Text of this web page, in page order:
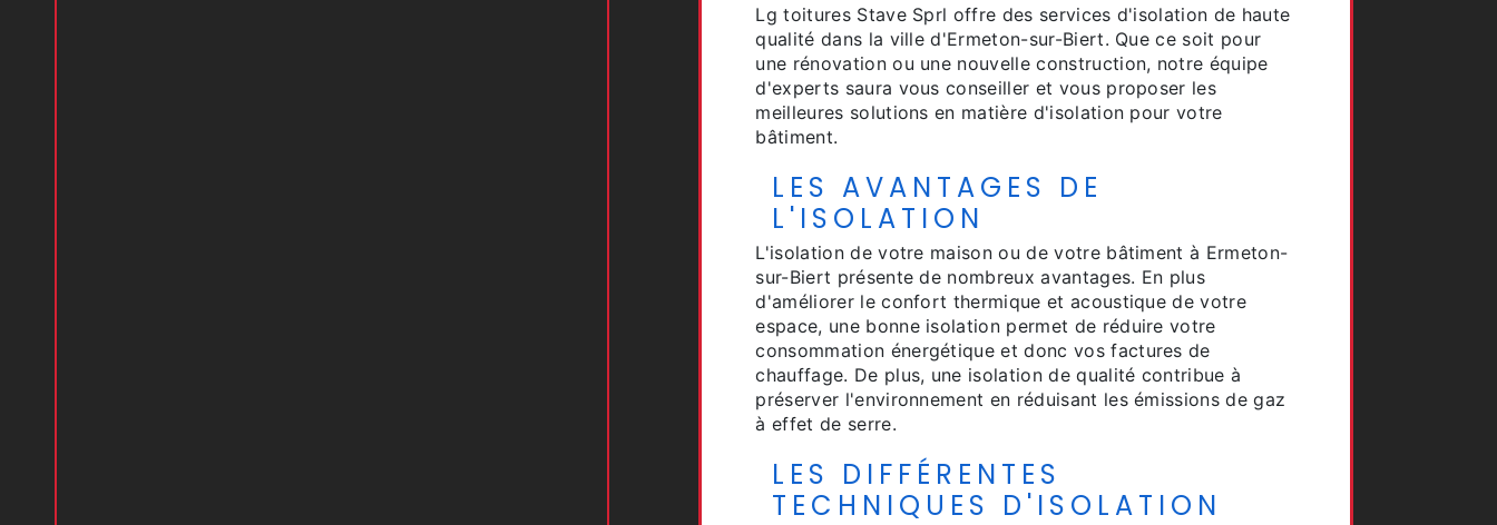
Lg toitures Stave Sprl offre des services d'isolation de haute
qualité dans la ville d'Ermeton-sur-Biert. Que ce soit pour
une rénovation ou une nouvelle construction, notre équipe
d'experts saura vous conseiller et vous proposer les
meilleures solutions en matière d'isolation pour votre
bâtiment.
LES AVANTAGES DE
L'ISOLATION
L'isolation de votre maison ou de votre bâtiment à Ermeton-
sur-Biert présente de nombreux avantages. En plus
d'améliorer le confort thermique et acoustique de votre
espace, une bonne isolation permet de réduire votre
consommation énergétique et donc vos factures de
chauffage. De plus, une isolation de qualité contribue à
préserver l'environnement en réduisant les émissions de gaz
à effet de serre.
LES DIFFÉRENTES
TECHNIQUES D'ISOLATION